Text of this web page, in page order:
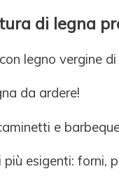
di legna
legno vergine
da ardere!
e
esigenti: forni,